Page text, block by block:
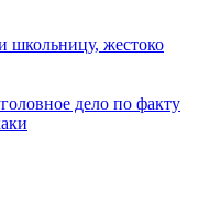
школьницу, жестоко
дело по факту